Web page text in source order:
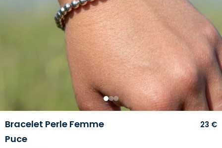
1 23
Bracelet Perle Femme
Puce
23 €